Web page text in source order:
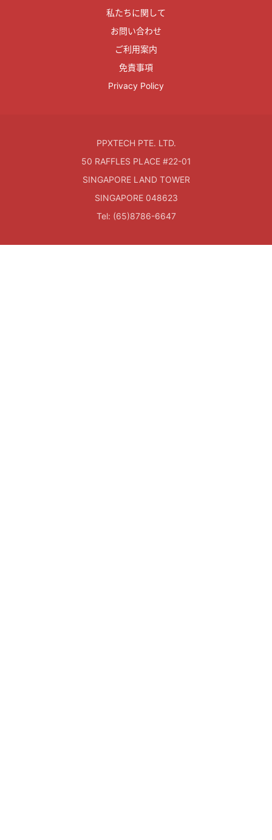
私たちに関して
お問い合わせ
ご利用案内
免責事項
Privacy Policy
PPXTECH PTE. LTD.
50 RAFFLES PLACE #22-01
SINGAPORE LAND TOWER
SINGAPORE 048623
Tel: (65)8786-6647